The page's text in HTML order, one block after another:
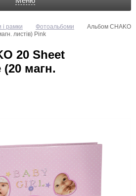
рамки Фотоальбоми
Альбом CHAKO
листів) Pink
20 Sheet
магн.